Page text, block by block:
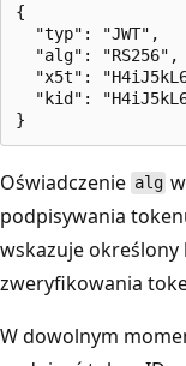
{
  "typ": "JWT",
  "alg": "RS256",
"x5t":
"kid":
Oświadczenie alg
podpisywania
wskazuje określony
zweryfikowania
W dowolnym